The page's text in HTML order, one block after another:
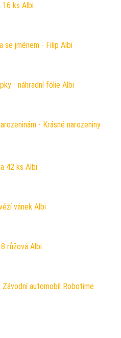
16 ks Albi
byla: 89 Kč.
se jménem - Filip Albi
byla: 349 Kč.
- náhradní fólie Albi
byla: 79 Kč.
- Krásné narozeniny
byla: 159 Kč.
42 ks Albi
byla: 49 Kč.
vánek Albi
byla: 549 Kč.
růžová Albi
byla: 79 Kč.
Závodní automobil Robotime
byla: 599 Kč.